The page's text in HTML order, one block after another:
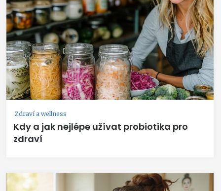
Zdraví a wellness
Kdy a jak nejlépe užívat probiotika pro
zdraví